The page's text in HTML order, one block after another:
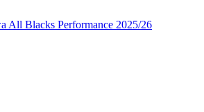
All Blacks Performance 2025/26